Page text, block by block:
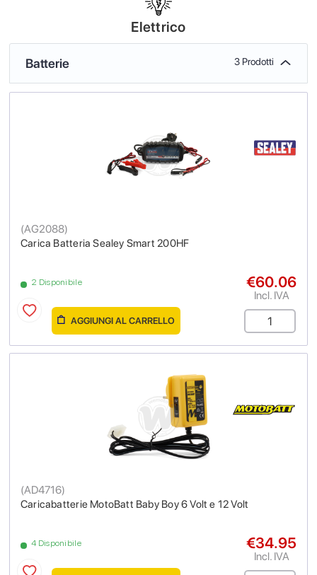
Elettrico
Batterie 3 Prodotti
Carica Batteria Sealey Smart 200HF
(AG2088)
2 Disponibile €60.06
Incl. IVA
AGGIUNGI AL CARRELLO
Caricabatterie MotoBatt Baby Boy 6 Volt e 12 Volt
(AD4716)
4 Disponibile €34.95
Incl. IVA